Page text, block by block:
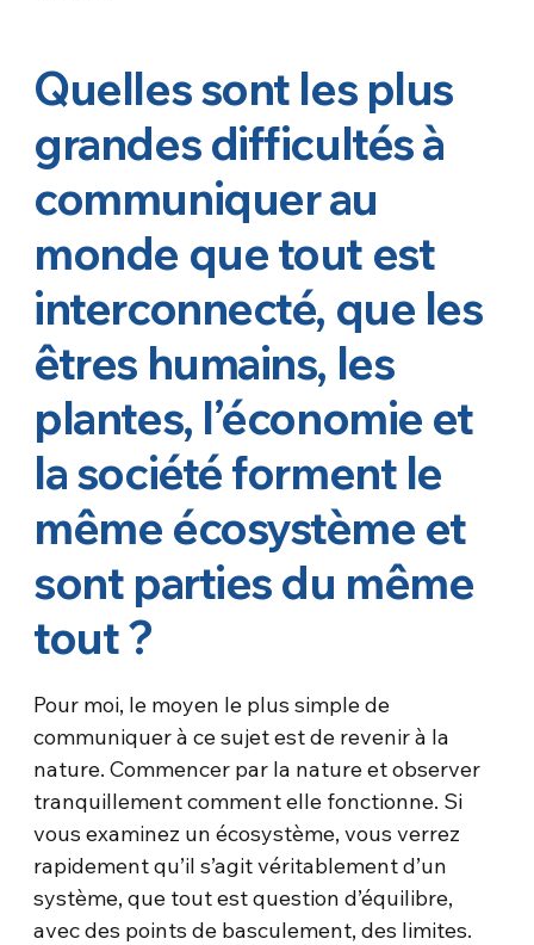
Quelles sont les plus
grandes difficultés à
communiquer au
monde que tout est
interconnecté, que les
êtres humains, les
plantes, l’économie et
la société forment le
même écosystème et
sont parties du même
tout ?
Pour moi, le moyen le plus simple de
communiquer à ce sujet est de revenir à la
nature. Commencer par la nature et observer
tranquillement comment elle fonctionne. Si
vous examinez un écosystème, vous verrez
rapidement qu’il s’agit véritablement d’un
système, que tout est question d’équilibre,
avec des points de basculement, des limites.